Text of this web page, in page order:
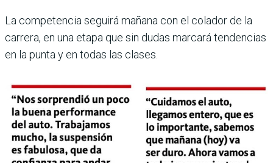
La competencia seguirá mañana con el colador de la
carrera, en una etapa que sin dudas marcará tenden­cias
en la punta y en todas las clases.